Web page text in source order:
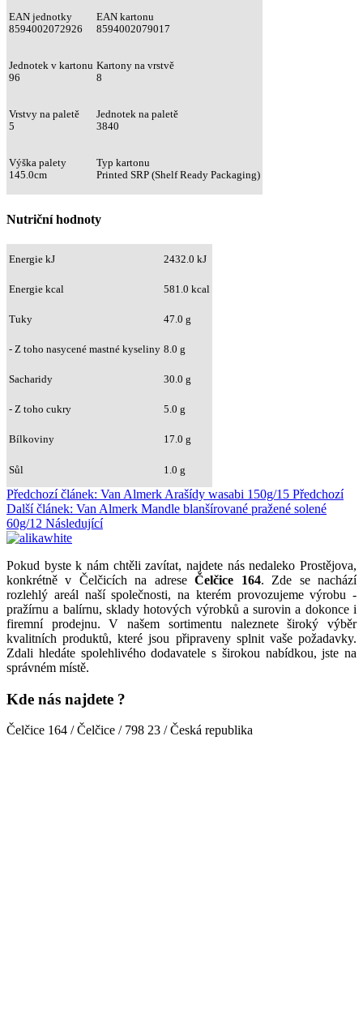
EAN jednotky
8594002072926
EAN kartonu
8594002079017
Jednotek v kartonu
96
Kartony na vrstvě
8
Vrstvy na paletě
5
Jednotek na paletě
3840
Výška palety
145.0cm
Typ kartonu
Printed SRP (Shelf Ready Packaging)
Nutriční hodnoty
Energie kJ 2432.0 kJ
Energie kcal 581.0 kcal
Tuky 47.0 g
- Z toho nasycené mastné kyseliny 8.0 g
Sacharidy 30.0 g
- Z toho cukry 5.0 g
Bílkoviny 17.0 g
Sůl 1.0 g
Předchozí článek: Van Almerk Arašídy wasabi 150g/15 Předchozí
Další článek: Van Almerk Mandle blanšírované pražené solené
60g/12 Následující
Pokud byste k nám chtěli zavítat, najdete nás nedaleko Prostějova,
konkrétně v Čelčicích na adreseČelčice 164. Zde se nachází
rozlehlý areál naší společnosti, na kterém provozujeme výrobu -
pražírnu a balírnu, sklady hotových výrobků a surovin a dokonce i
firemní prodejnu. V našem sortimentu naleznete široký výběr
kvalitních produktů, které jsou připraveny splnit vaše požadavky.
Zdali hledáte spolehlivého dodavatele s širokou nabídkou, jste na
správném místě.
Kde nás najdete ?
Čelčice 164 / Čelčice / 798 23 / Česká republika